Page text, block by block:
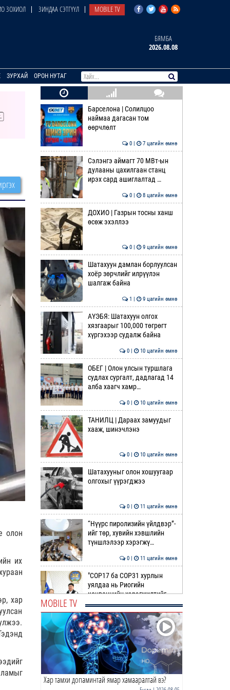
ЗОХИОЛ ЗИНДАА СЭТГҮҮЛ MOBILE TV
БЯМБА
2026.08.08
ЗУРХАЙ ОРОН НУТАГ
олон
их
хар
Барселона | Солилцоо
наймаа дагасан том
өөрчлөлт
0 | 7 цагийн өмнө
Сэлэнгэ аймагт 70 МВт-ын
дулааны цахилгаан станц
ирэх сард ашиглалтад …
0 | 8 цагийн өмнө
ДОХИО | Газрын тосны ханш
өсөж эхэллээ
0 | 9 цагийн өмнө
Шатахуун дамлан борлуулсан
хоёр зөрчлийг илрүүлэн
шалгаж байна
1 | 9 цагийн өмнө
АҮЭБЯ: Шатахуун олгох
хязгаарыг 100,000 төгрөгт
хүргэхээр судалж байна
0 | 10 цагийн өмнө
ОБЕГ | Олон улсын туршлага
судлах сургалт, дадлагад 14
алба хаагч хамр…
0 | 10 цагийн өмнө
ТАНИЛЦ | Дараах замуудыг
хааж, шинэчлэнэ
0 | 10 цагийн өмнө
Шатахууныг олон хошуугаар
олгохыг үүрэгджээ
0 | 11 цагийн өмнө
“Нүүрс пиролизийн үйлдвэр”-
ийг төр, хувийн хэвшлийн
түншлэлээр хэрэгжү…
0 | 11 цагийн өмнө
"COP17 ба COP31 хурлын
уялдаа нь Риогийн
конвенцийн хэрэгжилтийг
ахиул…
Монгол төрийн парадокс нь
шатахуун
0 | 12 цагийн өмнө
Б.Пүрэвдагва: Найман
MOBILE TV
Хар тамхи допаминтай ямар хамааралтай вэ?